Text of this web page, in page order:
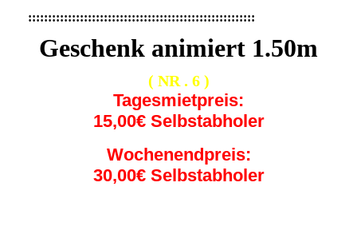
:::::::::::::::::::::::::::::::::::::::::::::::::::::::::
Geschenk animiert 1.50m
( NR . 6 )
Tagesmietpreis:
15,00€ Selbstabholer
Wochenendpreis:
30,00€ Selbstabholer